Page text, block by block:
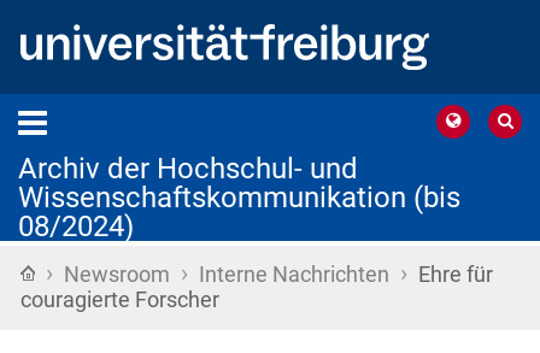
Archiv der Hochschul- und
Wissenschaftskommunikation (bis
08/2024)
Startseite
› Newsroom › Interne Nachrichten › Ehre für
couragierte Forscher